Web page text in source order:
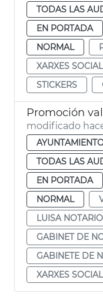
TODAS LAS
EN PORTADA
NORMAL
XARXES
STICKERS
modificado
TODAS LAS
EN PORTADA
NORMAL
LUISA NOTARIO
GABINET DE
GABINETE DE
XARXES